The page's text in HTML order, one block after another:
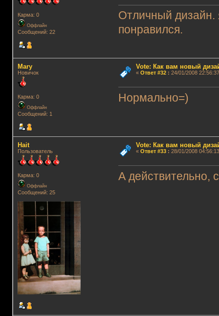
Карма: 0
Оффлайн
Сообщений: 22
Отличный дизайн.
понравился.
Mary
Новичок
Карма: 0
Оффлайн
Сообщений: 1
Vote: Как вам новый
« Ответ #32: 24/01/2008
Нормально=)
Hait
Пользователь
Карма: 0
Оффлайн
Сообщений: 25
Vote: Как вам новый
« Ответ #33: 28/01/2008
А действительно,